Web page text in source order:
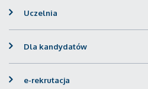
Uczelnia
Dla kandydatów
e-rekrutacja